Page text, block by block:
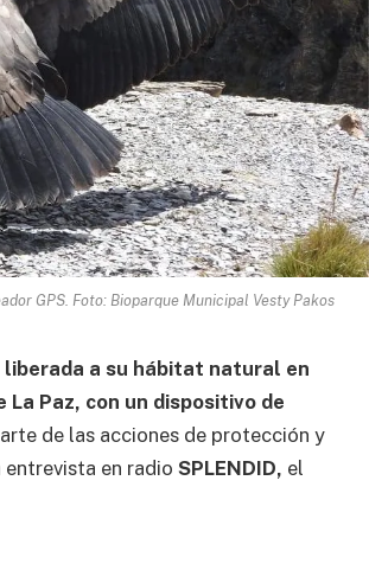
GPS. Foto: Bioparque Municipal Vesty Pakos
liberada a su hábitat natural en
La Paz, con un dispositivo de
de las acciones de protección y
en radio SPLENDID, el